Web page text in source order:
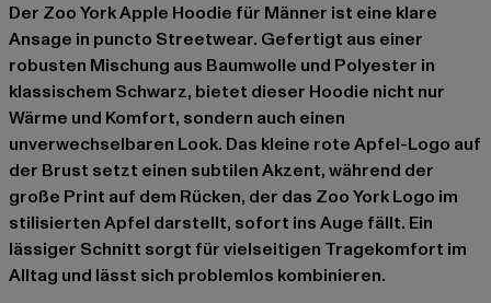
Der Zoo York Apple Hoodie für Männer ist eine klare
Ansage in puncto Streetwear. Gefertigt aus einer
robusten Mischung aus Baumwolle und Polyester in
klassischem Schwarz, bietet dieser Hoodie nicht nur
Wärme und Komfort, sondern auch einen
unverwechselbaren Look. Das kleine rote Apfel-Logo auf
der Brust setzt einen subtilen Akzent, während der
große Print auf dem Rücken, der das Zoo York Logo im
stilisierten Apfel darstellt, sofort ins Auge fällt. Ein
lässiger Schnitt sorgt für vielseitigen Tragekomfort im
Alltag und lässt sich problemlos kombinieren.